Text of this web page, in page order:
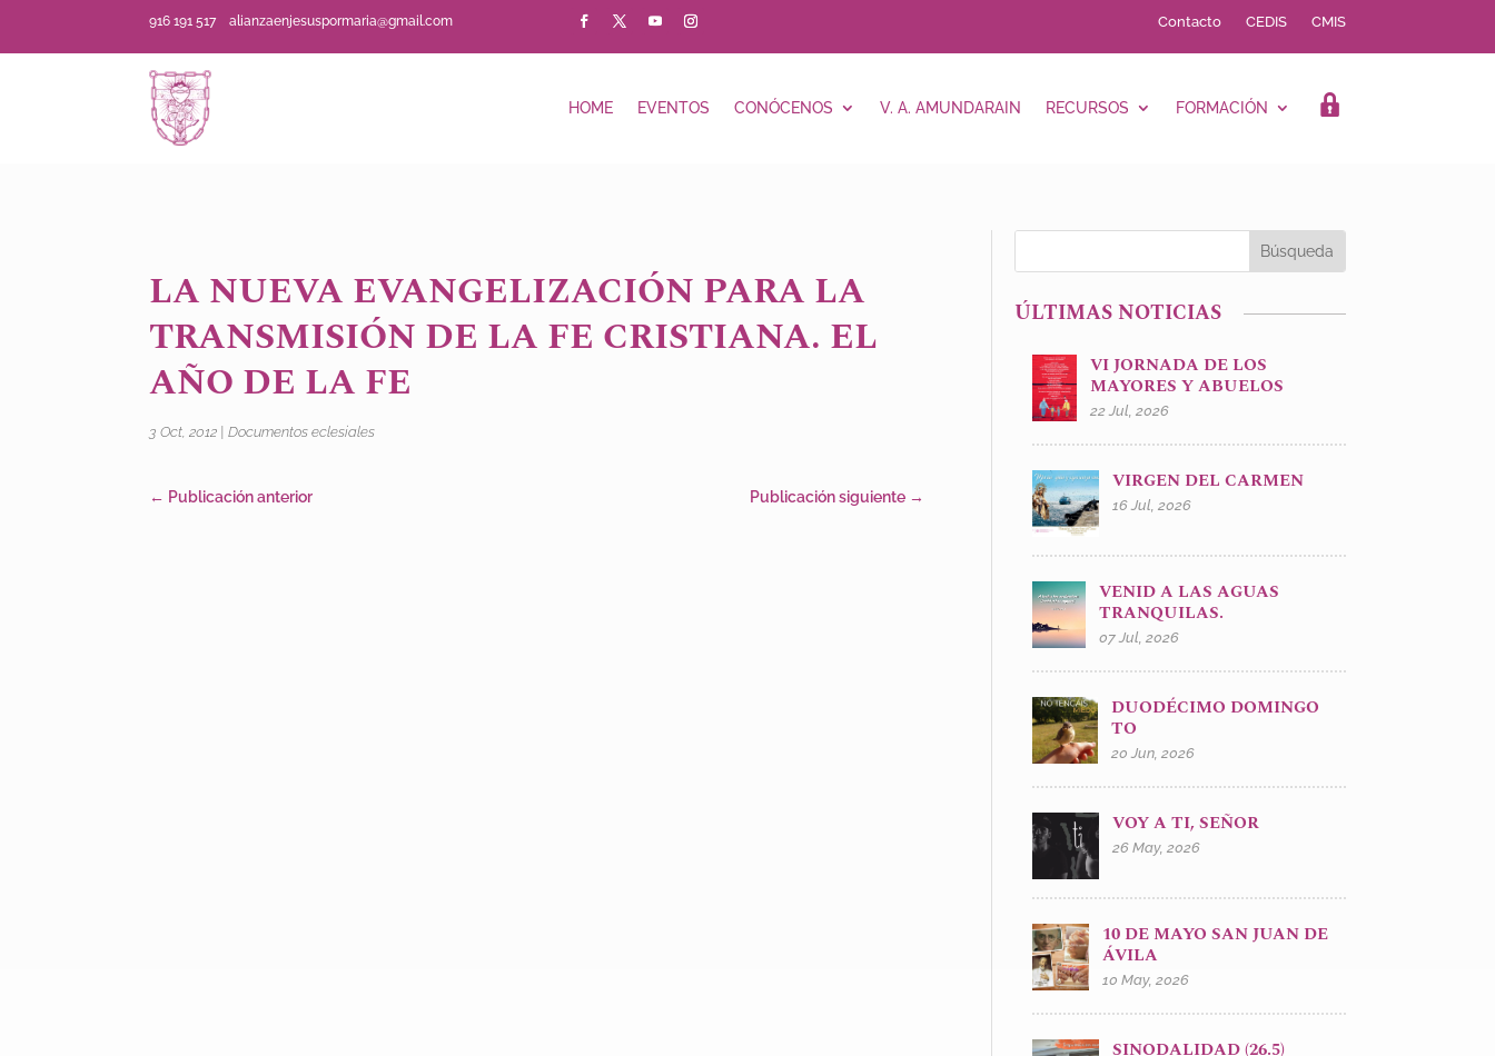
916 191 517alianzaenjesuspormaria@gmail.com Contacto CEDIS CMIS
HOME EVENTOS CONÓCENOS V. A. AMUNDARAIN RECURSOS FORMACIÓN LOGIN
LA NUEVA EVANGELIZACIÓN PARA LA
TRANSMISIÓN DE LA FE CRISTIANA. EL
AÑO DE LA FE
3 Oct, 2012 |Documentos eclesiales
← Publicación anterior Publicación siguiente →
ÚLTIMAS NOTICIAS
VI JORNADA DE LOS
MAYORES Y ABUELOS
22 Jul, 2026
VIRGEN DEL CARMEN
16 Jul, 2026
VENID A LAS AGUAS
TRANQUILAS.
07 Jul, 2026
DUODÉCIMO DOMINGO
TO
20 Jun, 2026
VOY A TI, SEÑOR
26 May, 2026
10 DE MAYO SAN JUAN DE
ÁVILA
10 May, 2026
SINODALIDAD (26.5)